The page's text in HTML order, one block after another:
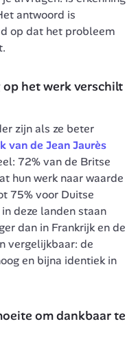
antwoord is
op dat het probleem
het werk verschilt
zijn als ze beter
van de Jean Jaurès
72% van de Britse
hun werk naar waarde
75% voor Duitse
deze landen staan
dan in Frankrijk en de
vergelijkbaar: de
en bijna identiek in
om dankbaar te